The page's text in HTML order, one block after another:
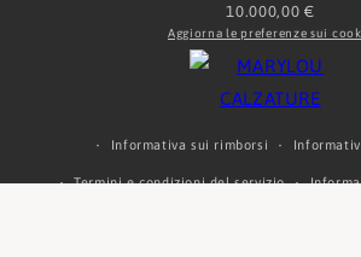
10.000,00 €
Aggiorna le preferenze sui
Informativa sui rimborsi
Termini e condizioni del servizio